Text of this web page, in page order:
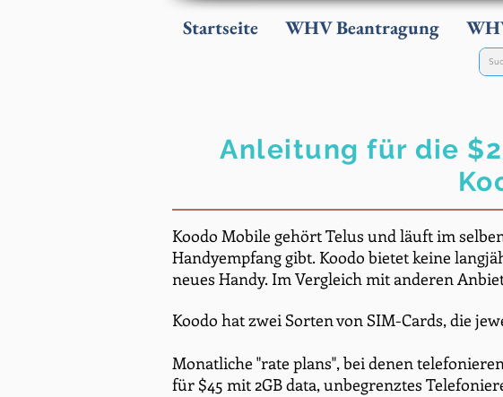
Startseite WHV Beantragung
Anleitung für die
Koodo Mobile gehört Telus und läuft im
Handyempfang gibt. Koodo bietet keine
neues Handy. Im Vergleich mit anderen
Koodo hat zwei Sorten von SIM-Cards, die
Monatliche "rate plans", bei denen
für $45 mit 2GB data, unbegrenztes